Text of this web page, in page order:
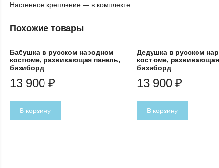
Настенное крепление — в комплекте
Похожие товары
Бабушка в русском народном
костюме, развивающая панель,
бизиборд
13 900 ₽
В корзину
Дедушка в русском
костюме,
бизиборд
13 900 ₽
В корзину